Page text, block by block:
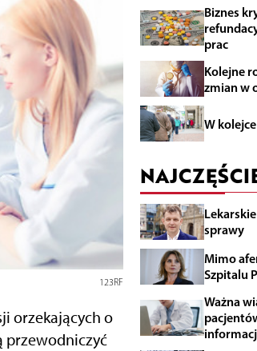
123RF
orzekających o
przewodniczyć
Biznes
prac
Kolejne
zmian w
W
sprawy
Mimo
Szpitalu
Ważna